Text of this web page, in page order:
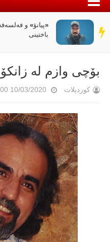
سەر
دێڕ
«پیانۆ» و
باختینی
بۆچی وازم لە زانکۆ
کوردپلات 10/03/2020 12:17:00 م